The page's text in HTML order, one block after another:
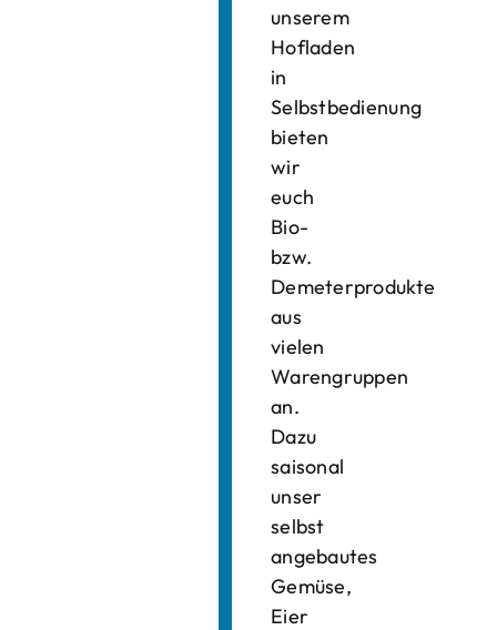
unserem
Hofladen
in
Selbstbedienung
bieten
wir
euch
Bio-
bzw.
Demeterprodukte
aus
vielen
Warengruppen
an.
Dazu
saisonal
unser
selbst
angebautes
Gemüse,
Eier